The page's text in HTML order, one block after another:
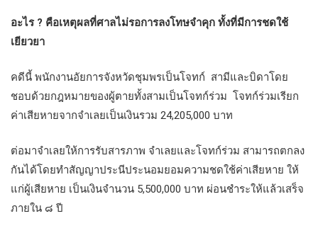
อะไร ? คือเหตุผลที่ศาลไม่รอการลงโทษจำคุก ทั้งที่มีการชดใช้
เยียวยา
คดีนี้ พนักงานอัยการจังหวัดชุมพรเป็นโจทก์ สามีและบิดาโดย
ชอบด้วยกฎหมายของผู้ตายทั้งสามเป็นโจทก์ร่วม โจทก์ร่วมเรียก
ค่าเสียหายจากจำเลยเป็นเงินรวม 24,205,000 บาท
ต่อมาจำเลยให้การรับสารภาพ จำเลยและโจทก์ร่วม สามารถตกลง
กันได้โดยทำสัญญาประนีประนอมยอมความชดใช้ค่าเสียหาย ให้
แก่ผู้เสียหาย เป็นเงินจำนวน 5,500,000 บาท ผ่อนชำระให้แล้วเสร็จ
ภายใน ๘ ปี